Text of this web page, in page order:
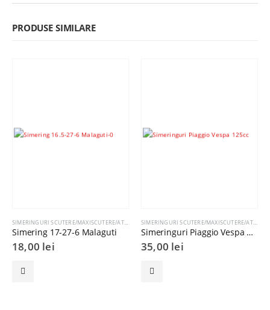
PRODUSE SIMILARE
SIMERINGURI SCUTERE/MAXISCUTERE/ATV-URI
Simering 17-27-6 Malaguti
18,00 lei
SIMERINGURI SCUTERE/MAXISCUTERE/ATV-URI
Simeringuri Piaggio Vespa 125cc
35,00 lei